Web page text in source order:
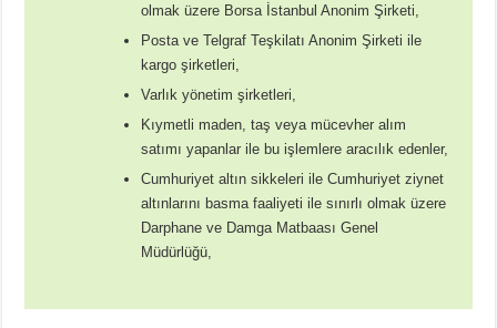
olmak üzere Borsa İstanbul Anonim Şirketi,
Posta ve Telgraf Teşkilatı Anonim Şirketi ile
kargo şirketleri,
Varlık yönetim şirketleri,
Kıymetli maden, taş veya mücevher alım
satımı yapanlar ile bu işlemlere aracılık edenler,
Cumhuriyet altın sikkeleri ile Cumhuriyet ziynet
altınlarını basma faaliyeti ile sınırlı olmak üzere
Darphane ve Damga Matbaası Genel
Müdürlüğü,